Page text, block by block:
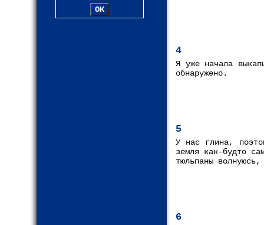
4
Я уже начала
обнаружено.
5
У нас глина,
земля как-будто
тюльпаны
6